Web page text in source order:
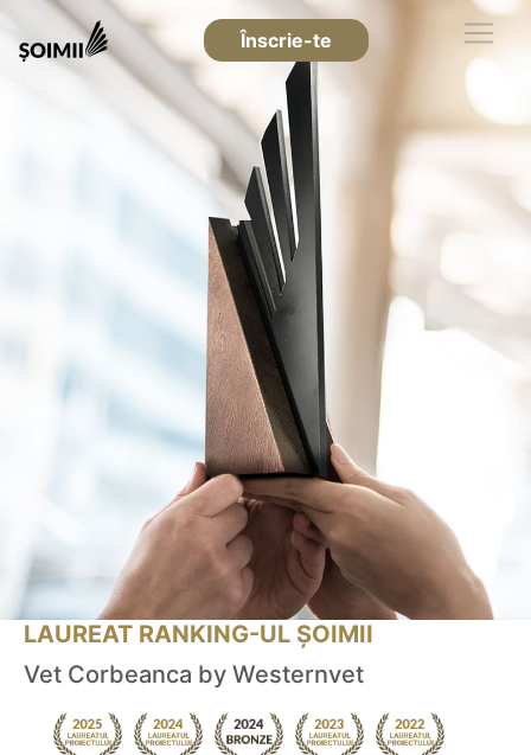
Înscrie-te
LAUREAT RANKING-UL ȘOIMII
Vet Corbeanca by Westernvet